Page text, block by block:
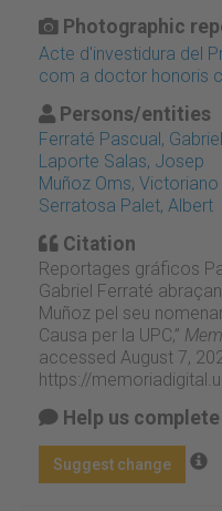
Photographic
Acte d'investidura del
com a doctor honoris
Persons/entities
Ferraté Pascual, Gabriel
Laporte Salas, Josep
Muñoz Oms, Victoriano
Serratosa Palet, Albert
Citation
Reportages gráficos
Gabriel Ferraté
Muñoz pel seu
Causa per la UPC,”
accessed August 7,
https://
Help us
Suggest change